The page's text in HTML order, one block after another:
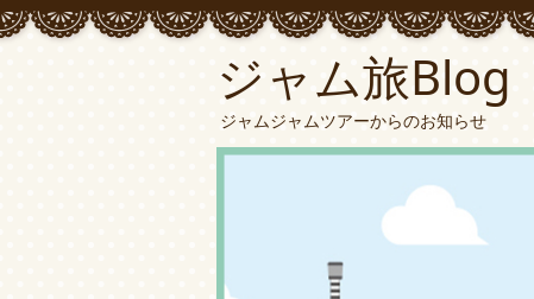
ジャム旅Blog
ジャムジャムツアーからのお知らせ